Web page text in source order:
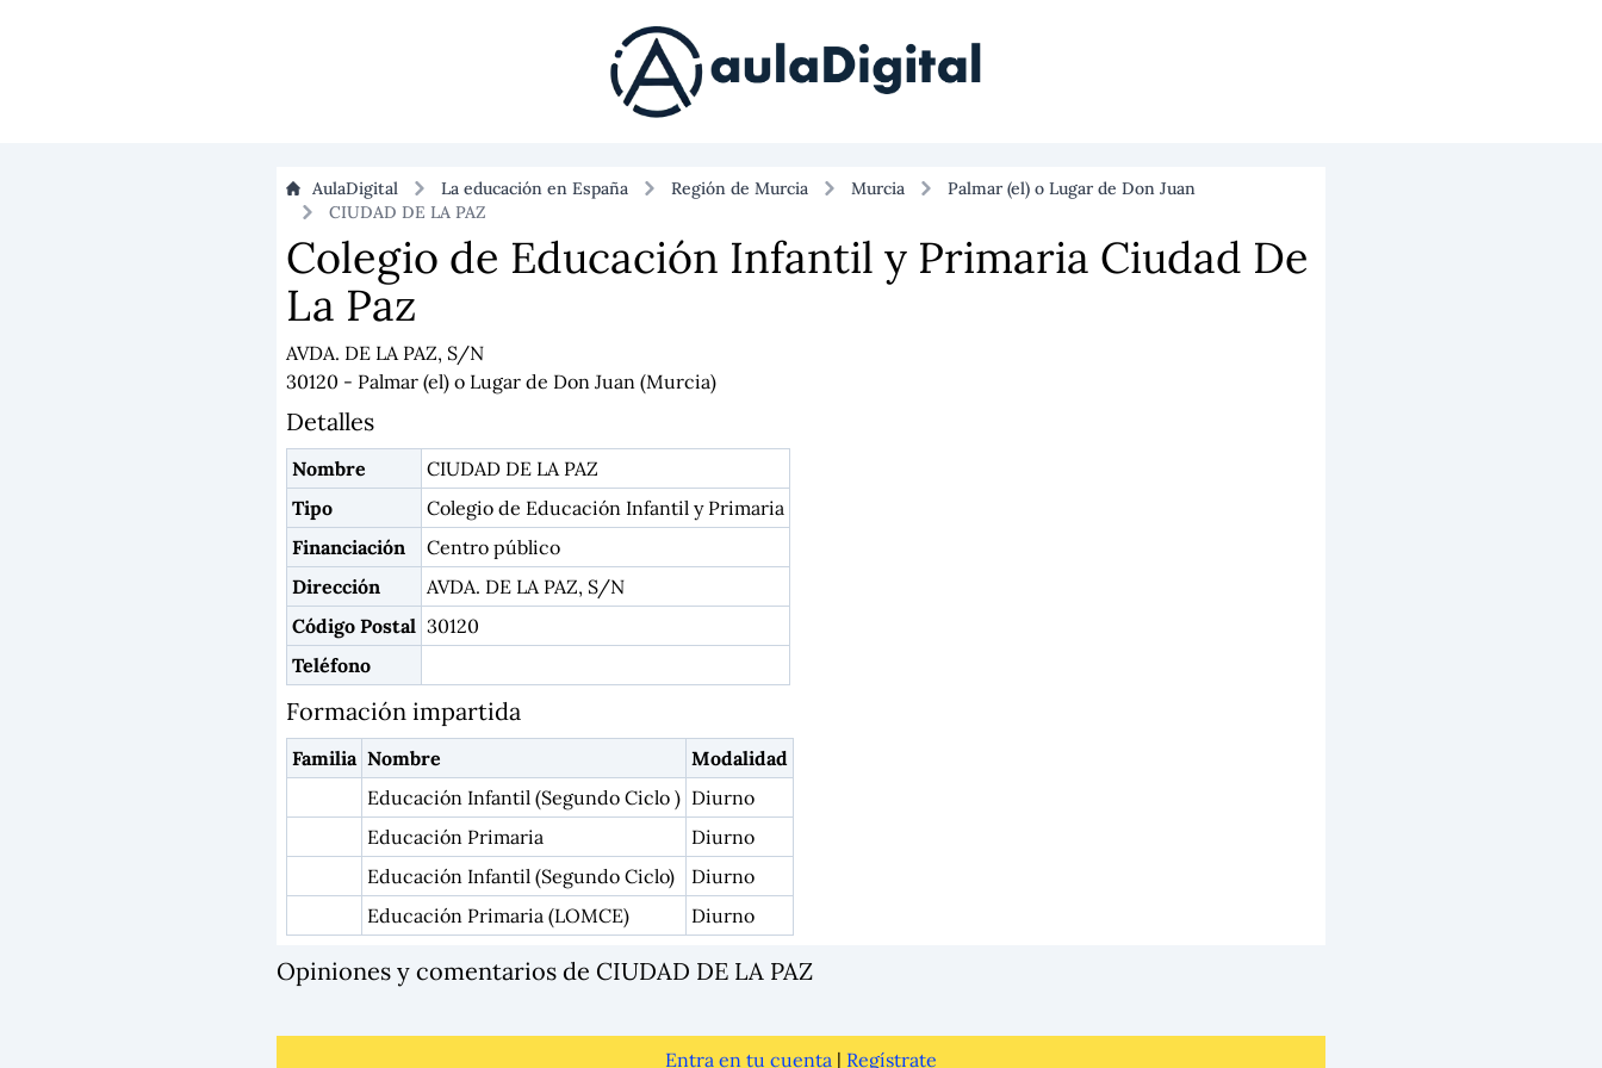
AulaDigital La educación en España Región de Murcia Murcia
Palmar (el) o Lugar de Don Juan
CIUDAD DE LA PAZ
Colegio de Educación Infantil y Primaria Ciudad De
La Paz
AVDA. DE LA PAZ, S/N
30120 - Palmar (el) o Lugar de Don Juan (Murcia)
Detalles
Nombre
CIUDAD DE LA PAZ
Tipo
Colegio de Educación Infantil y Primaria
Financiación
Centro público
Dirección
AVDA. DE LA PAZ, S/N
Código Postal 30120
Teléfono
Formación impartida
Familia Nombre
Modalidad
Educación Infantil (Segundo Ciclo ) Diurno
Educación Primaria
Diurno
Educación Infantil (Segundo Ciclo)
Diurno
Educación Primaria (LOMCE)
Diurno
Opiniones y comentarios de CIUDAD DE LA PAZ
Entra en tu cuenta | Regístrate